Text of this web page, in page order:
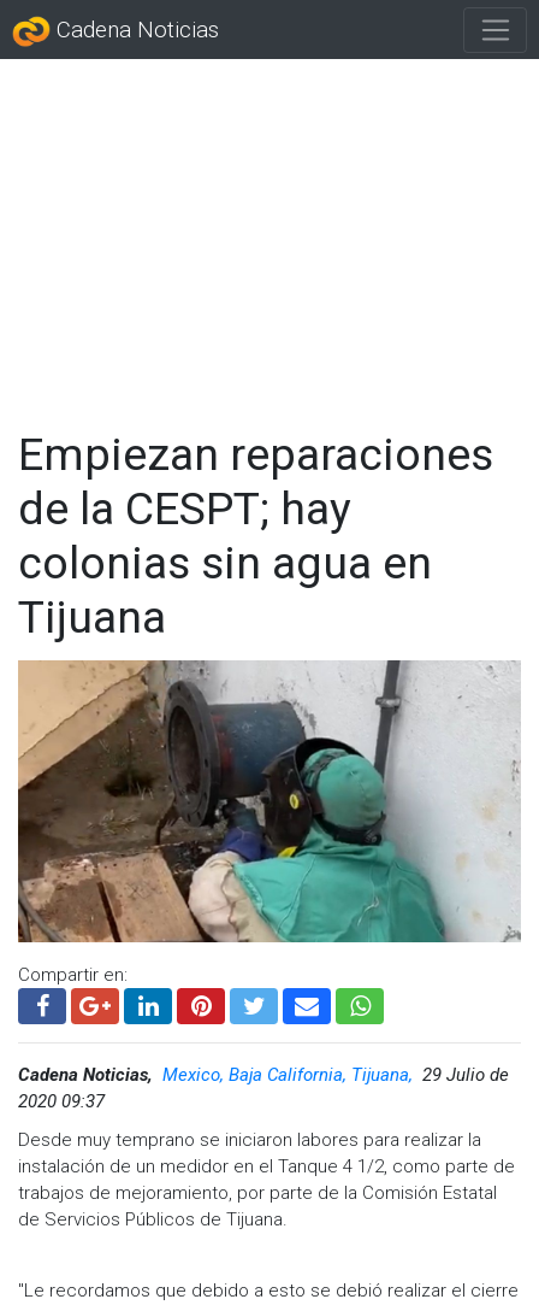
Cadena Noticias
Empiezan reparaciones
de la CESPT; hay
colonias sin agua en
Tijuana
Compartir en:
Cadena Noticias, Mexico, Baja California, Tijuana, 29 Julio de
2020 09:37
Desde muy temprano se iniciaron labores para realizar la
instalación de un medidor en el Tanque 4 1/2, como parte de
trabajos de mejoramiento, por parte de la Comisión Estatal
de Servicios Públicos de Tijuana.
"Le recordamos que debido a esto se debió realizar el cierre